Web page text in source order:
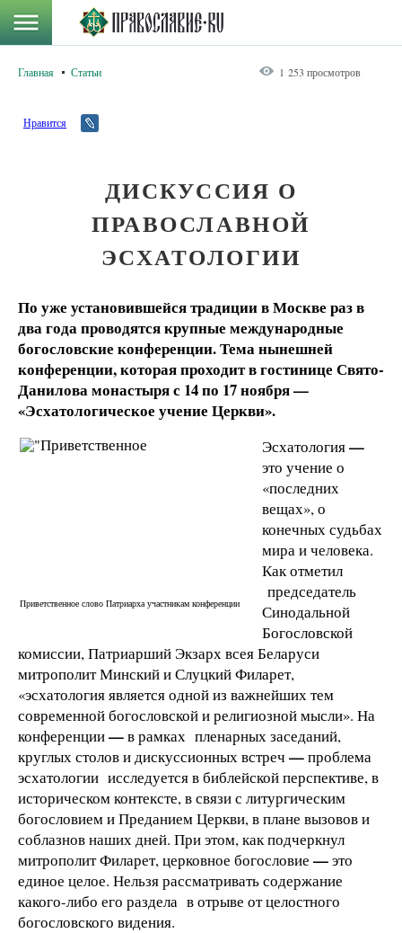
Главная Статьи 1 253 просмотров
Нравится
ДИСКУССИЯ О
ПРАВОСЛАВНОЙ
ЭСХАТОЛОГИИ
По уже установившейся традиции в Москве раз в
два года проводятся крупные международные
богословские конференции. Тема нынешней
конференции, которая проходит в гостинице Свято-
Данилова монастыря с 14 по 17 ноября —
«Эсхатологическое учение Церкви».
Приветственное слово Патриарха участникам конференции
Эсхатология—
это учение о
«последних
вещах», о
конечных судьбах
мира и человека.
Как отметил
председатель
Синодальной
Богословской
комиссии, Патриарший Экзарх всея Беларуси
митрополит Минский и Слуцкий Филарет,
«эсхатология является одной из важнейших тем
современной богословской и религиозной мысли». На
конференции—в рамках пленарных заседаний,
круглых столов и дискуссионных встреч —проблема
эсхатологии исследуется в библейской перспективе, в
историческом контексте, в связи с литургическим
богословием и Преданием Церкви, в плане вызовов и
соблазнов наших дней. При этом, как подчеркнул
митрополит Филарет, церковное богословие —это
единое целое. Нельзя рассматривать содержание
какого-либо его раздела в отрыве от целостного
богословского видения.